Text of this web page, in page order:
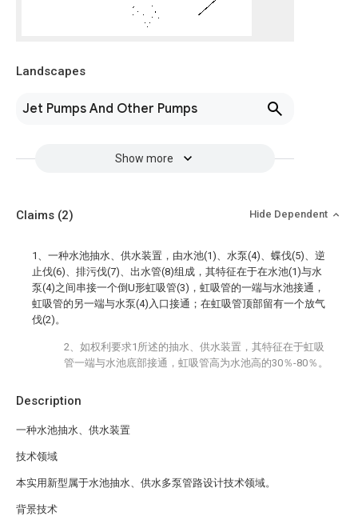
Landscapes
Jet Pumps And Other Pumps
Show more
Description
一种水池抽水、供水装置
技术领域
本实用新型属于水池抽水、供水多泵管路设计技术领域。
背景技术
Claims (2) Hide Dependent
1、一种水池抽水、供水装置，由水池(1)、水泵(4)、蝶伐(5)、逆
止伐(6)、排污伐(7)、出水管(8)组成，其特征在于在水池(1)与水
泵(4)之间串接一个倒U形虹吸管(3)，虹吸管的一端与水池接通，
虹吸管的另一端与水泵(4)入口接通；在虹吸管顶部留有一个放气
伐(2)。
2、如权利要求1所述的抽水、供水装置，其特征在于虹吸
管一端与水池底部接通，虹吸管高为水池高的30％-80％。